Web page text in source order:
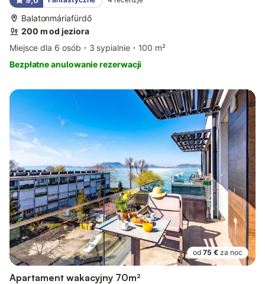
Balatonmáriafürdő
200 m od jeziora
Miejsce dla 6 osób
3 sypialnie
100 m²
Bezpłatne anulowanie rezerwacji
od 75 € za noc
Apartament wakacyjny 70m²